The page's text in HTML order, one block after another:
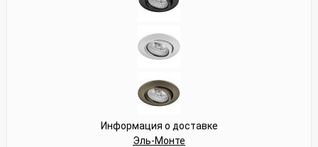
Информация о доставке
Эль-Монте